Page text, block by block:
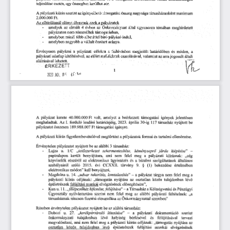
teljesülése esetén, egy összegben kerülhet sor.
Apályázati kiírásszerintazigényelhetőtámogatási összeg nagyságatársasházankéntmaximum
2.000.000 Ft.
Az elbírálásnál előnyt élveznek azok apályázatok
-
amelyek az elmúlt 4 évben az Önkormányzat által ugyanezen témában meghirdetett
pályázaton nem részesültek támogatásban,
-
amelyben minél több albetéttel bíró pályázó indul,
-
amelybennagyobb a vállalt önrészt aránya.
Érvényesen pályázni a pályázati célokra a felhívásban megjelölt határidőben és módon,
a
pályázati adatlap kitöltésével, az előírt mellékletek csatolásával, valamint azarra jogosultáltali
aláírásával lehetett.
ÉRKEZETT
2023 JÛL 0^
1